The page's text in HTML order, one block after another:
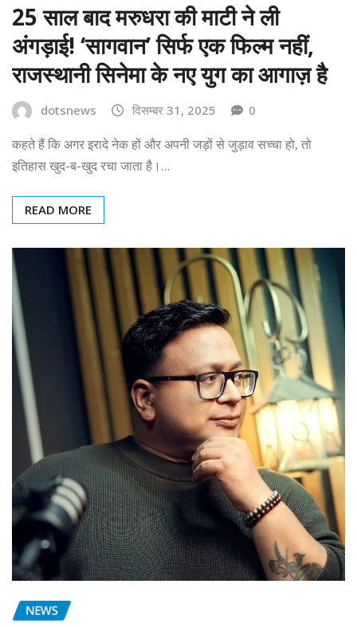
25 साल बाद मरुधरा की माटी ने ली
अंगड़ाई! ‘सागवान’ सिर्फ एक फिल्म नहीं,
राजस्थानी सिनेमा के नए युग का आगाज़ है
dotsnews दिसम्बर 31, 2025 0
कहते हैं कि अगर इरादे नेक हों और अपनी जड़ों से जुड़ाव सच्चा हो, तो
इतिहास खुद-ब-खुद रचा जाता है।…
READ MORE
NEWS